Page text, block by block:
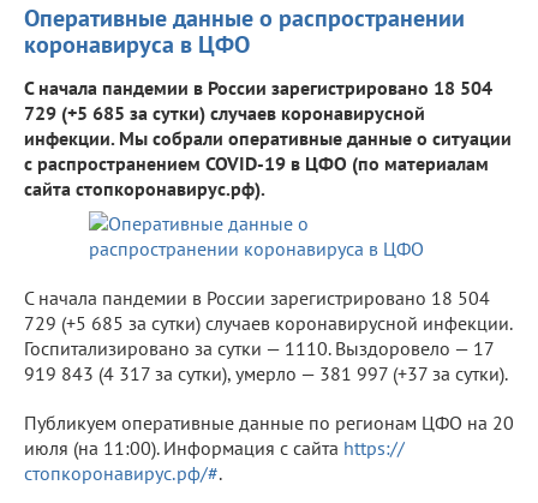
Оперативные данные о распространении
коронавируса в ЦФО
С начала пандемии в России зарегистрировано 18 504
729 (+5 685 за сутки) случаев коронавирусной
инфекции. Мы собрали оперативные данные о ситуации
с распространением COVID-19 в ЦФО (по материалам
сайта стопкоронавирус.рф).
С начала пандемии в России зарегистрировано 18 504
729 (+5 685 за сутки) случаев коронавирусной инфекции.
Госпитализировано за сутки — 1110. Выздоровело — 17
919 843 (4 317 за сутки), умерло — 381 997 (+37 за сутки).
Публикуем оперативные данные по регионам ЦФО на 20
июля (на 11:00). Информация с сайта https://
стопкоронавирус.рф/#.